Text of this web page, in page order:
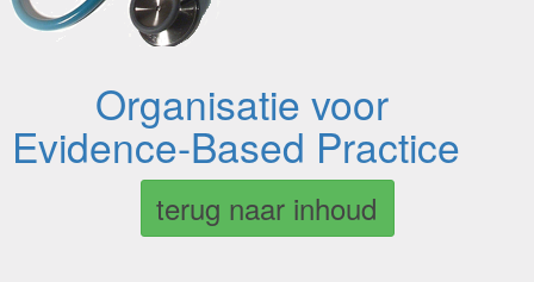
Organisatie voor
Evidence-Based Practice
terug naar inhoud